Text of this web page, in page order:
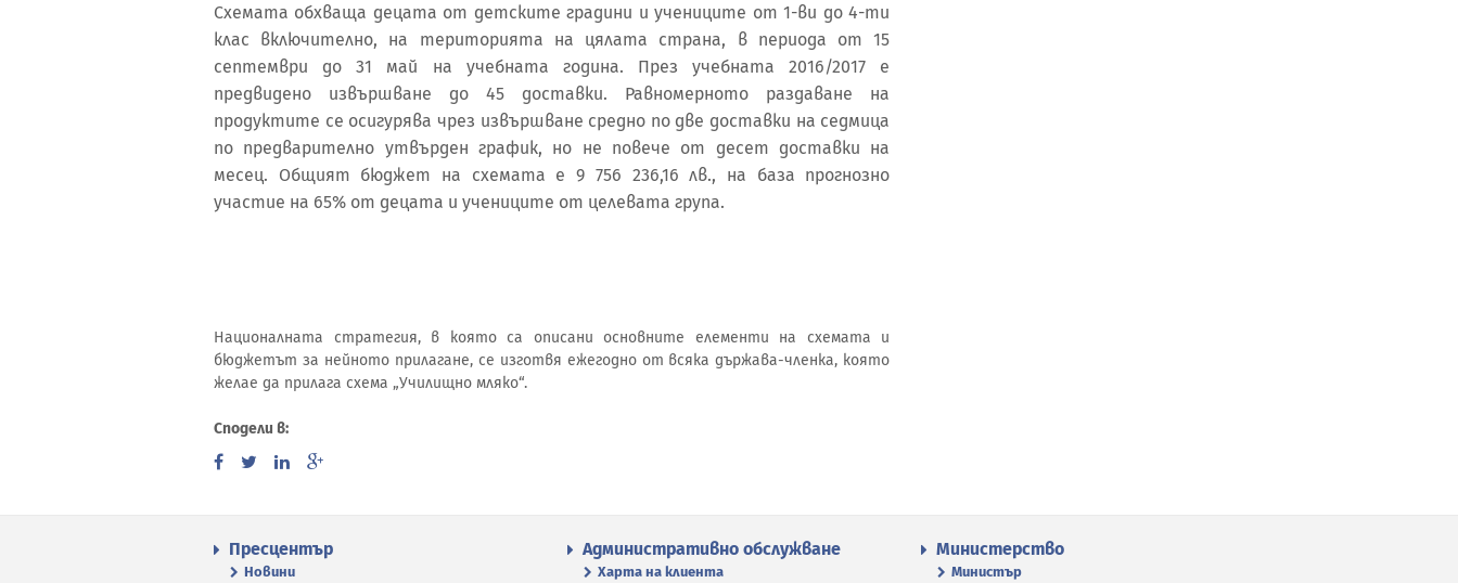
Схемата обхваща децата от детските градини и учениците от 1-ви до 4-ти
клас включително, на територията на цялата страна, в периода от 15
септември до 31 май на учебната година. През учебната 2016/2017 е
предвидено извършване до 45 доставки. Равномерното раздаване на
продуктите се осигурява чрез извършване средно по две доставки на седмица
по предварително утвърден график, но не повече от десет доставки на
месец. Общият бюджет на схемата е 9 756 236,16 лв., на база прогнозно
участие на 65% от децата и учениците от целевата група.
Националната стратегия, в която са описани основните елементи на схемата и
бюджетът за нейното прилагане, се изготвя ежегодно от всяка държава-членка, която
желае да прилага схема „Училищно мляко“.
Сподели в:
Пресцентър
Новини
Административно обслужване
Харта на клиента
Министерство
Министър